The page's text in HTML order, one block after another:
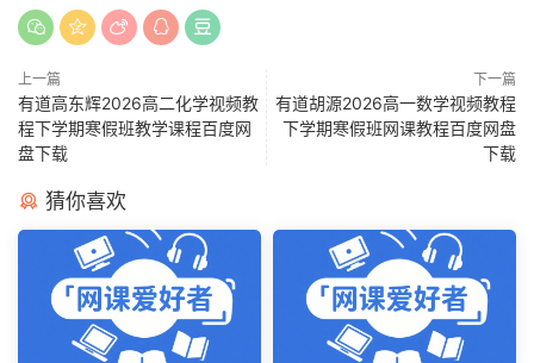
上一篇
有道高东辉2026高二化学视频教
程下学期寒假班教学课程百度网
盘下载
下一篇
有道胡源2026高一数学视频教程
下学期寒假班网课教程百度网盘
下载
猜你喜欢